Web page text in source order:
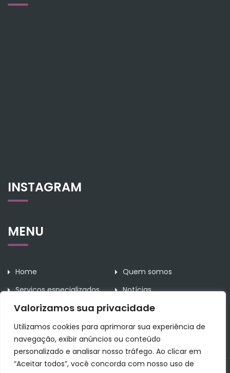
Valorizamos sua privacidade
Utilizamos cookies para aprimorar sua experiência de
navegação, exibir anúncios ou conteúdo
personalizado e analisar nosso tráfego. Ao clicar em
“Aceitar todos”, você concorda com nosso uso de
INSTAGRAM
MENU
Home
Quem somos
Serviços especializados
Notícias
Contato